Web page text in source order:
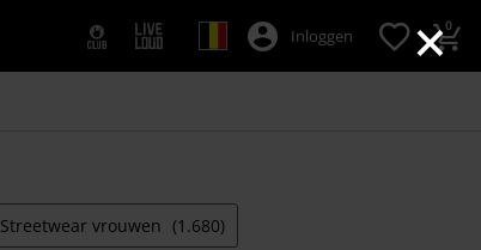
×
Inloggen 0
Streetwear vrouwen (1.680)